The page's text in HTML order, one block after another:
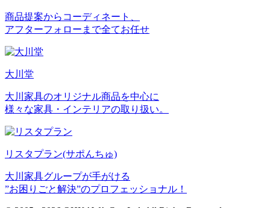
商品提案からコーディネート、
アフターフォローまで全てお任せ
大川堂
大川家具のオリジナル商品を中心に
様々な家具・インテリアの取り扱い。
リスタプラン(サポんちゅ)
大川家具グループが手がける
”お困りごと解決”のプロフェッショナル！